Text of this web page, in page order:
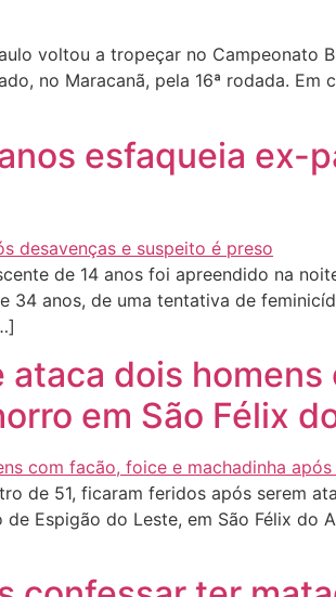
voltou a tropeçar no
no Maracanã, pela 16ª rodada.
esfaqueia ex-
de 14 anos foi apreendido na
34 anos, de uma tentativa de
ataca dois
em São Félix
de 51, ficaram feridos após serem
Espigão do Leste, em São Félix do